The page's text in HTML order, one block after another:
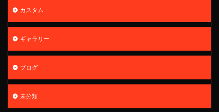
カスタム
ギャラリー
ブログ
未分類